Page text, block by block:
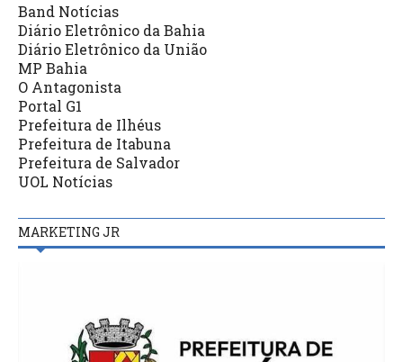
Band Notícias
Diário Eletrônico da Bahia
Diário Eletrônico da União
MP Bahia
O Antagonista
Portal G1
Prefeitura de Ilhéus
Prefeitura de Itabuna
Prefeitura de Salvador
UOL Notícias
MARKETING JR